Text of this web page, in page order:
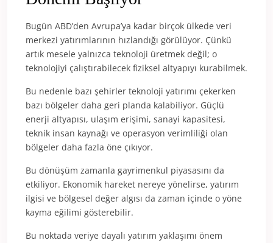
Bugün ABD’den Avrupa’ya kadar birçok ülkede veri
merkezi yatırımlarının hızlandığı görülüyor. Çünkü
artık mesele yalnızca teknoloji üretmek değil; o
teknolojiyi çalıştırabilecek fiziksel altyapıyı kurabilmek.
Bu nedenle bazı şehirler teknoloji yatırımı çekerken
bazı bölgeler daha geri planda kalabiliyor. Güçlü
enerji altyapısı, ulaşım erişimi, sanayi kapasitesi,
teknik insan kaynağı ve operasyon verimliliği olan
bölgeler daha fazla öne çıkıyor.
Bu dönüşüm zamanla gayrimenkul piyasasını da
etkiliyor. Ekonomik hareket nereye yönelirse, yatırım
ilgisi ve bölgesel değer algısı da zaman içinde o yöne
kayma eğilimi gösterebilir.
Bu noktada veriye dayalı yatırım yaklaşımı önem